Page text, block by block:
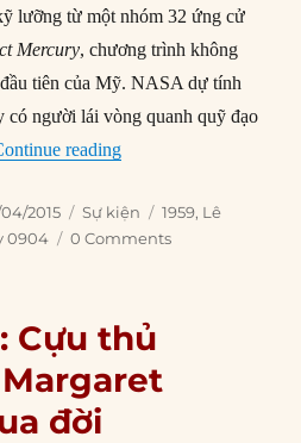
lưỡng từ một nhóm 32 ứng cử
Mercury, chương trình không
tiên của Mỹ. NASA dự tính
có người lái vòng quanh quỹ đạo
reading“09/04/1959: NASA ra
2015 Categories
Sự kiện Tags
1959, Lê
0904 0 Comments
Cựu thủ
đời